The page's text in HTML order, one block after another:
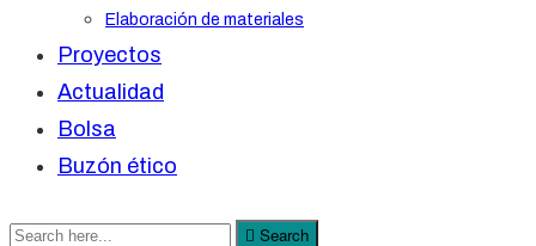
Elaboración de materiales
Proyectos
Actualidad
Bolsa
Buzón ético
Search
Search